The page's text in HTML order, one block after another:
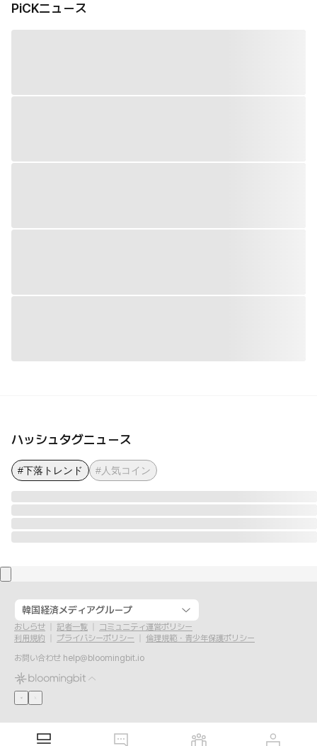
PiCKニュース
ハッシュタグニュース
#下落トレンド #人気コイン
韓国経済メディアグループ
おしらせ 記者一覧
コミュニティ運営ポリシー
利用規約
プライバシーポリシー
倫理規範・青少年保護ポリシー
お問い合わせ help@bloomingbit.io